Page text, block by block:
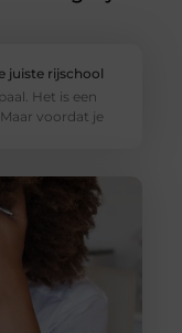
juiste rijschool
Het is een
voordat je